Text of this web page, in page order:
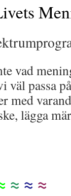
vad
väl passa
med
lägga
≈ ≈ ≈